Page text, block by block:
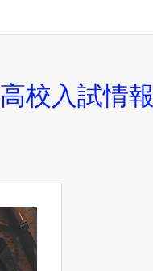
高校入試情報